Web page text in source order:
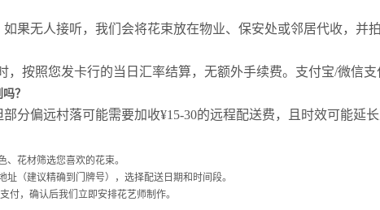
果无人接听，我们会将花束放在物业、保安处或邻居代收，并
时，按照您发卡行的当日汇率结算，无额外手续费。支付宝/微信
？
分偏远村落可能需要加收¥15-30的远程配送费，且时效可能延
、花材筛选您喜欢的花束。
址（建议精确到门牌号），选择配送日期和时间段。
付，确认后我们立即安排花艺师制作。